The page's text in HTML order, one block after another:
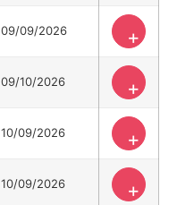
09/09/2026 +
09/10/2026 +
10/09/2026 +
10/09/2026 +